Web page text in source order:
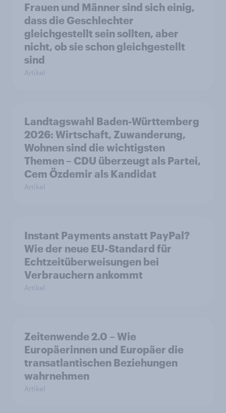
Frauen und Männer sind sich einig,
dass die Geschlechter
gleichgestellt sein sollten, aber
nicht, ob sie schon gleichgestellt
sind
Artikel
Landtagswahl Baden-Württemberg
2026: Wirtschaft, Zuwanderung,
Wohnen sind die wichtigsten
Themen – CDU überzeugt als Partei,
Cem Özdemir als Kandidat
Artikel
Instant Payments anstatt PayPal?
Wie der neue EU-Standard für
Echtzeitüberweisungen bei
Verbrauchern ankommt
Artikel
Zeitenwende 2.0 – Wie
Europäerinnen und Europäer die
transatlantischen Beziehungen
wahrnehmen
Artikel